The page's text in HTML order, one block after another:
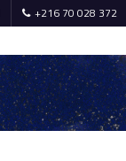
+216 70 028 372